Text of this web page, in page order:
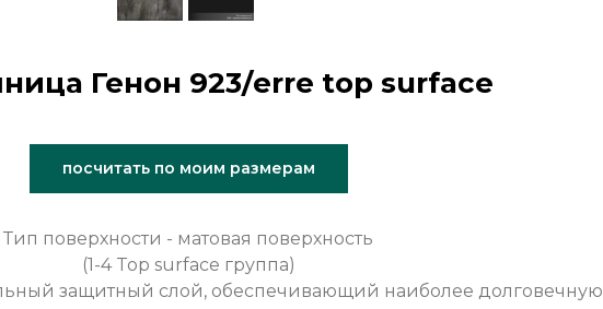
Генон 923/erre top surface
посчитать по моим размерам
Тип поверхности - матовая поверхность
(1-4 Top surface группа)
защитный слой, обеспечивающий наиболее долговечную